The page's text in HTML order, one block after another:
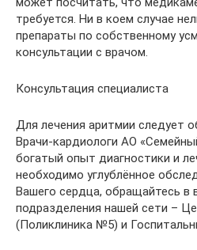
требуется. Ни в коем случае
препараты по собственному
консультации с врачом.
Консультация специалиста
Для лечения аритмии следует
Врачи-кардиологи АО
богатый опыт диагностики и
необходимо углублённое
Вашего сердца, обращайтесь в
подразделения нашей сети –
(Поликлиника №5) и